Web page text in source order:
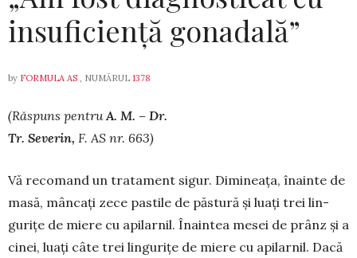
insuficiență gonadală”
by FORMULA AS , NUMĂRUL 1378
(Răspuns pentruA. M. – Dr.
Tr. Severin, F. AS nr. 663)
Vă recomand un tratament sigur. Dimineața, înainte de
masă, mâncați zece pastile de păstură și luați trei lin­
gurițe de miere cu apilarnil. Înaintea mesei de prânz și a
cinei, luați câte trei lingurițe de miere cu apilarnil. Dacă